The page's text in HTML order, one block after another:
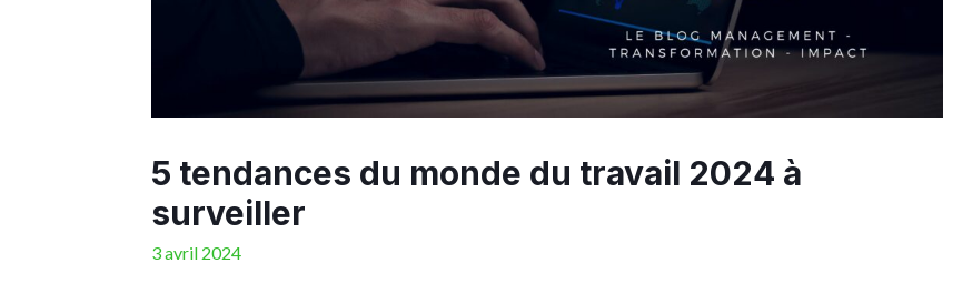
5 tendances du monde du travail 2024 à
surveiller
3 avril 2024